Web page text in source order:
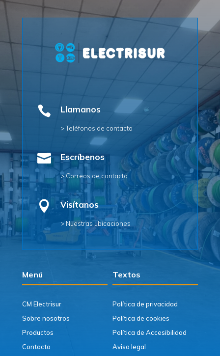
 Llamanos
> Teléfonos de contacto
 Escríbenos
> Correos de contacto
 Visítanos
> Nuestras ubicaciones
Menú Textos
CM Electrisur
Sobre nosotros
Productos
Contacto
Política de privacidad
Política de cookies
Política de Accesibilidad
Aviso legal